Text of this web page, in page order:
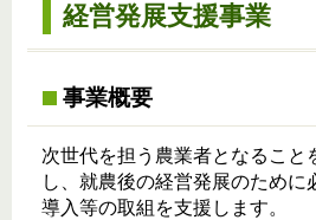
経営発展支援事業
事業概要
次世代を担う農業者となること
し、就農後の経営発展のために
導入等の取組を支援します。